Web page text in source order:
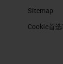
Sitemap
Cookie首